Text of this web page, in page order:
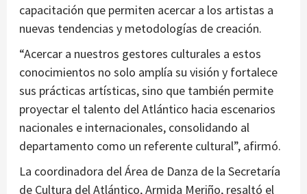
capacitación que permiten acercar a los artistas a
nuevas tendencias y metodologías de creación.
“Acercar a nuestros gestores culturales a estos
conocimientos no solo amplía su visión y fortalece
sus prácticas artísticas, sino que también permite
proyectar el talento del Atlántico hacia escenarios
nacionales e internacionales, consolidando al
departamento como un referente cultural”, afirmó.
La coordinadora del Área de Danza de la Secretaría
de Cultura del Atlántico, Armida Meriño, resaltó el